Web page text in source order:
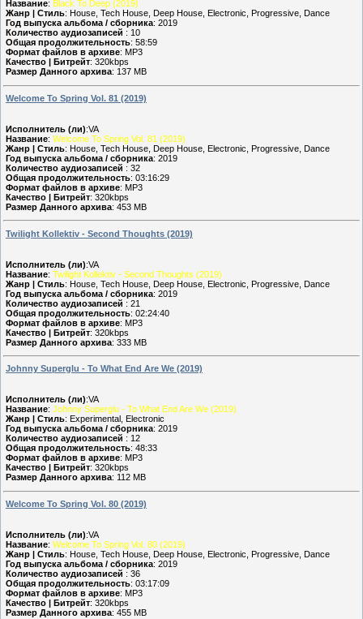
Название: Black To Deep (2019)
Жанр | Стиль: House, Tech House, Deep House, Electronic, Progressive, Dance
Год выпуска альбома / сборника: 2019
Количество аудиозаписей : 10
Общая продолжительность: 58:59
Формат файлов в архиве: MP3
Качество | Битрейт: 320kbps
Размер Данного архива: 137 MB
Welcome To Spring Vol. 81 (2019)
Исполнитель (ли):VA
Название: Welcome To Spring Vol. 81 (2019)
Жанр | Стиль: House, Tech House, Deep House, Electronic, Progressive, Dance
Год выпуска альбома / сборника: 2019
Количество аудиозаписей : 32
Общая продолжительность: 03:16:29
Формат файлов в архиве: MP3
Качество | Битрейт: 320kbps
Размер Данного архива: 453 MB
Twilight Kollektiv - Second Thoughts (2019)
Исполнитель (ли):VA
Название: Twilight Kollektiv - Second Thoughts (2019)
Жанр | Стиль: House, Tech House, Deep House, Electronic, Progressive, Dance
Год выпуска альбома / сборника: 2019
Количество аудиозаписей : 21
Общая продолжительность: 02:24:40
Формат файлов в архиве: MP3
Качество | Битрейт: 320kbps
Размер Данного архива: 333 MB
Johnny Superglu - To What End Are We (2019)
Исполнитель (ли):VA
Название: Johnny Superglu - To What End Are We (2019)
Жанр | Стиль: Experimental, Electronic
Год выпуска альбома / сборника: 2019
Количество аудиозаписей : 12
Общая продолжительность: 48:33
Формат файлов в архиве: MP3
Качество | Битрейт: 320kbps
Размер Данного архива: 112 MB
Welcome To Spring Vol. 80 (2019)
Исполнитель (ли):VA
Название: Welcome To Spring Vol. 80 (2019)
Жанр | Стиль: House, Tech House, Deep House, Electronic, Progressive, Dance
Год выпуска альбома / сборника: 2019
Количество аудиозаписей : 36
Общая продолжительность: 03:17:09
Формат файлов в архиве: MP3
Качество | Битрейт: 320kbps
Размер Данного архива: 455 MB